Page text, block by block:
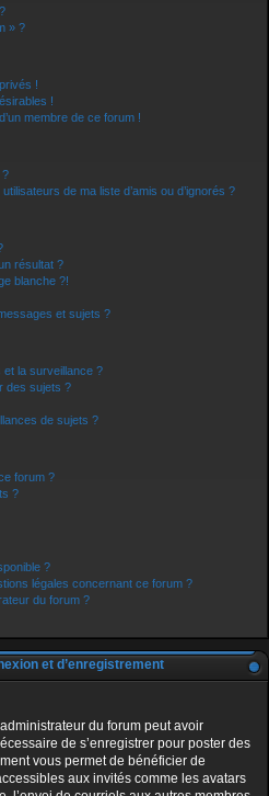
» ?
!
!
membre de ce forum !
?
de ma liste d’amis ou d’ignorés ?
résultat ?
blanche ?!
et sujets ?
la surveillance ?
des sujets ?
de sujets ?
forum ?
?
?
légales concernant ce forum ?
du forum ?
et d’enregistrement
du forum peut avoir
de s’enregistrer pour poster des
vous permet de bénéficier de
aux invités comme les avatars